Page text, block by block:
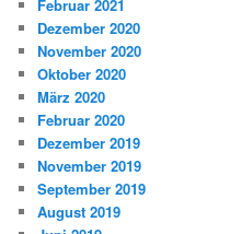
Februar 2021
Dezember 2020
November 2020
Oktober 2020
März 2020
Februar 2020
Dezember 2019
November 2019
September 2019
August 2019